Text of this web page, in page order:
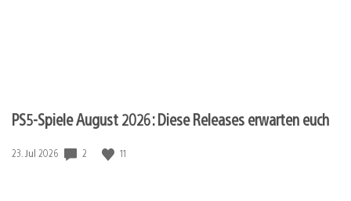
PS5-Spiele August 2026: Diese Releases erwarten euch
Veröffentlichungsdatum:
23. Jul 2026 2 11